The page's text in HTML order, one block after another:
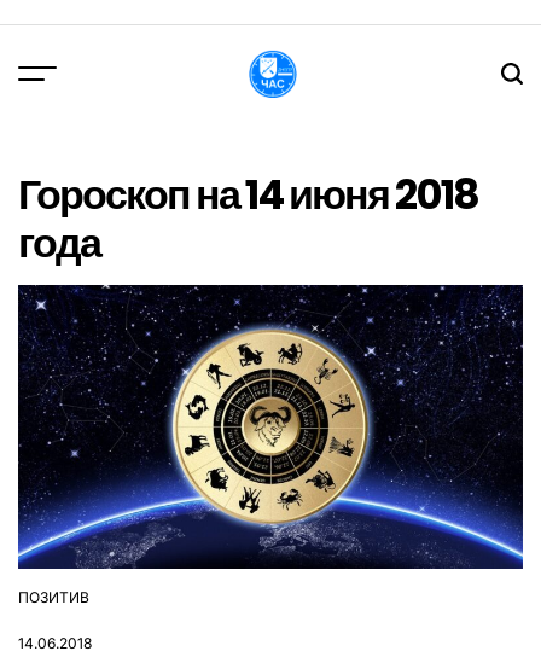
вмісту
Гороскоп на 14 июня 2018
года
ОПУБЛІКУВАТИ
ПОЗИТИВ
14.06.2018